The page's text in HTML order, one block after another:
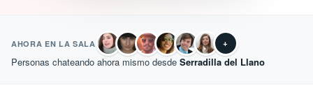
AHORA EN LA SALA +
Personas chateando ahora mismo desde Serradilla del Llano